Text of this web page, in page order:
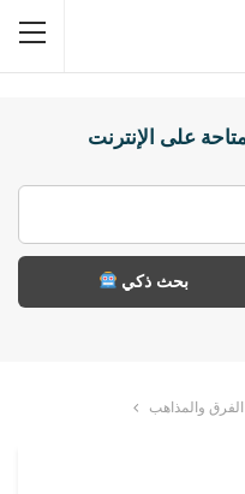
على الإنترنت
بحث ذكي
والمذاهب